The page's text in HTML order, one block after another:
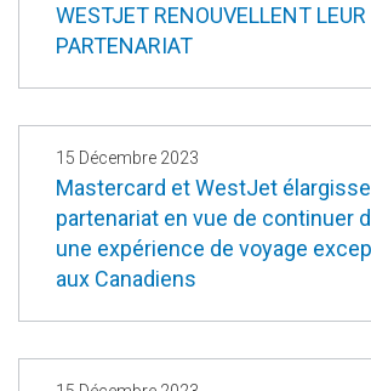
WESTJET RENOUVELLENT LEUR
PARTENARIAT
15 Décembre 2023
Mastercard et WestJet
partenariat en vue de continuer
une expérience de voyage
aux Canadiens